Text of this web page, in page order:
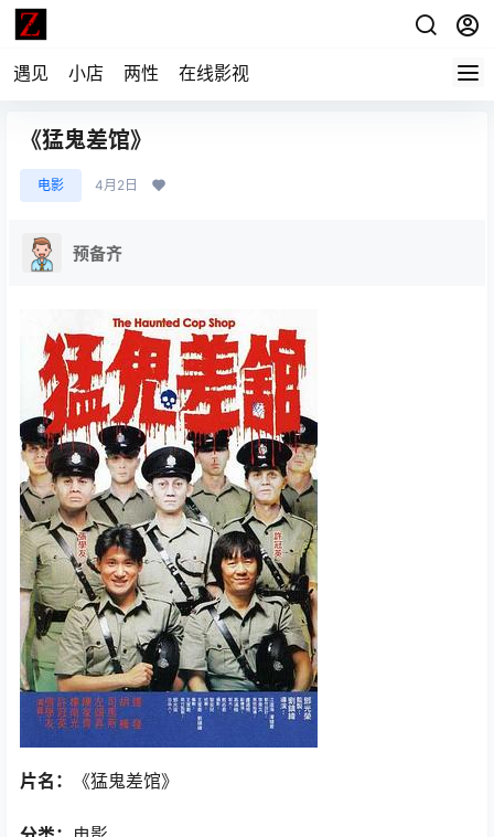
遇见 小店 两性 在线影视
《猛鬼差馆》
电影 4月2日
预备齐
片名： 《猛鬼差馆》